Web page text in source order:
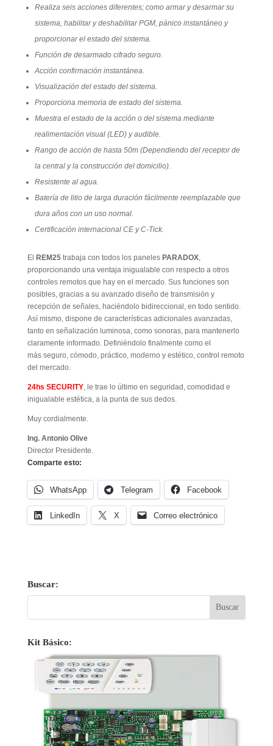
Realiza seis acciones diferentes; como armar y desarmar su
sistema, habilitar y deshabilitar PGM, pánico instantáneo y
proporcionar el estado del sistema.
Función de desarmado cifrado seguro.
Acción confirmación instantánea.
Visualización del estado del sistema.
Proporciona memoria de estado del sistema.
Muestra el estado de la acción o del sistema mediante
realimentación visual (LED) y audible.
Rango de acción de hasta 50m (Dependiendo del receptor de
la central y la construcción del domicilio).
Resistente al agua.
Batería de litio de larga duración fácilmente reemplazable que
dura años con un uso normal.
Certificación internacional CE y C-Tick.
El REM25trabaja con todos los paneles PARADOX,
proporcionando una ventaja inigualable con respecto a otros
controles remotos que hay en el mercado. Sus funciones son
posibles, gracias a su avanzado diseño de transmisión y
recepción de señales, haciéndolo bidireccional, en todo sentido.
Así mismo, dispone de características adicionales avanzadas,
tanto en señalización luminosa, como sonoras, para mantenerlo
claramente informado. Definiéndolo finalmente como el
más seguro, cómodo, práctico, moderno y estético, control remoto
del mercado.
24hs SECURITY, le trae lo último en seguridad, comodidad e
inigualable estética, a la punta de sus dedos.
Muy cordialmente.
Ing. Antonio Olive
Director Presidente.
Comparte esto:
WhatsApp Telegram Facebook
LinkedIn X Correo electrónico
Buscar:
Kit Básico: